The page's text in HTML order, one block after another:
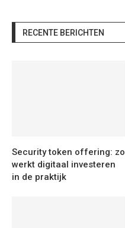
RECENTE BERICHTEN
Security token offering: zo
werkt digitaal investeren
in de praktijk